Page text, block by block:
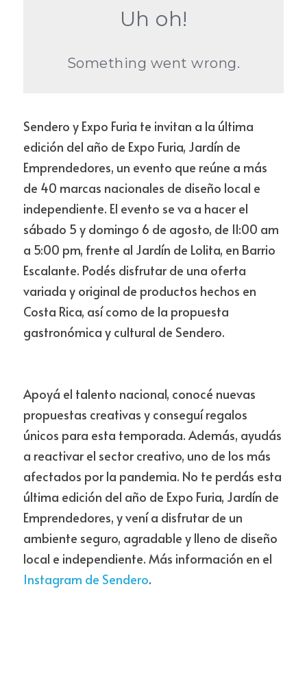
Newsletter
Sendero y Expo Furia te invitan a la última
edición del año de Expo Furia, Jardín de
Emprendedores, un evento que reúne a más
de 40 marcas nacionales de diseño local e
independiente. El evento se va a hacer el
sábado 5 y domingo 6 de agosto, de 11:00 am
a 5:00 pm, frente al Jardín de Lolita, en Barrio
Escalante. Podés disfrutar de una oferta
variada y original de productos hechos en
Costa Rica, así como de la propuesta
gastronómica y cultural de Sendero.
Apoyá el talento nacional, conocé nuevas
propuestas creativas y conseguí regalos
únicos para esta temporada. Además, ayudás
a reactivar el sector creativo, uno de los más
afectados por la pandemia. No te perdás esta
última edición del año de Expo Furia, Jardín de
Emprendedores, y vení a disfrutar de un
ambiente seguro, agradable y lleno de diseño
Instagram de Sendero.